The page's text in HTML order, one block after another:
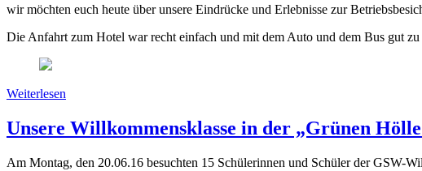
wir möchten euch heute über unsere Eindrücke und Erlebnisse zur
Die Anfahrt zum Hotel war recht einfach und mit dem Auto und dem Bus gut
Weiterlesen
Unsere Willkommensklasse in der „Grünen
Am Montag, den 20.06.16 besuchten 15 Schülerinnen und Schüler der